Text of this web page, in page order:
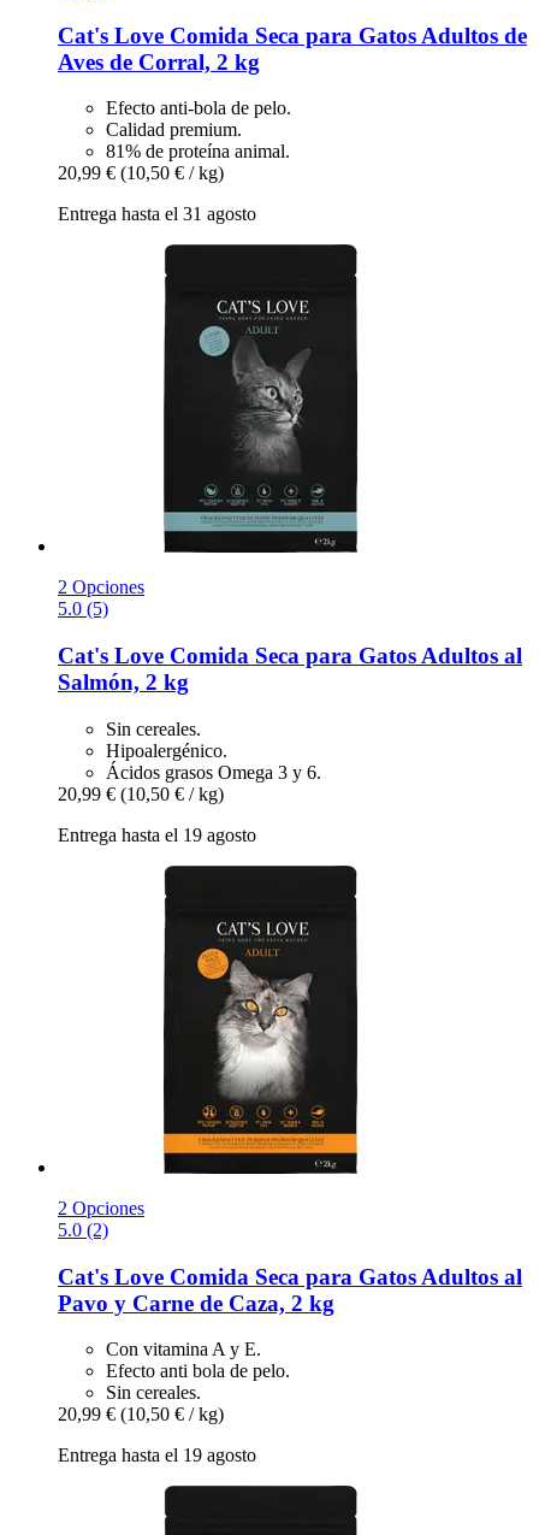
Cat's Love Comida Seca para Gatos Adultos de
Aves de Corral, 2 kg
Efecto anti-bola de pelo.
Calidad premium.
81% de proteína animal.
20,99 € (10,50 € / kg)
Entrega hasta el 31 agosto
2 Opciones
5.0 (5)
Cat's Love Comida Seca para Gatos Adultos al
Salmón, 2 kg
Sin cereales.
Hipoalergénico.
Ácidos grasos Omega 3 y 6.
20,99 € (10,50 € / kg)
Entrega hasta el 19 agosto
2 Opciones
5.0 (2)
Cat's Love Comida Seca para Gatos Adultos al
Pavo y Carne de Caza, 2 kg
Con vitamina A y E.
Efecto anti bola de pelo.
Sin cereales.
20,99 € (10,50 € / kg)
Entrega hasta el 19 agosto